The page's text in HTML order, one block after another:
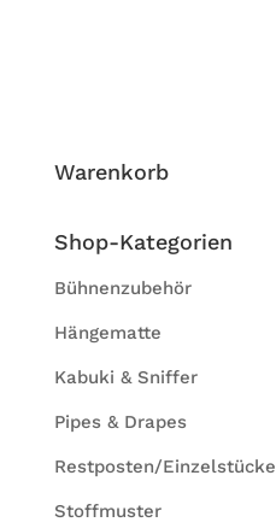
Waren­korb
Shop-Kate­go­rien
Bühnenzubehör
Hängematte
Kabuki & Sniffer
Pipes & Drapes
Restposten/Einzelstücke
Stoffmuster